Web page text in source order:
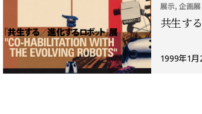
展示, 企画展
共生す
1999年1